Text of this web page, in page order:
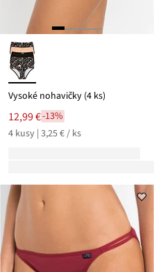
Vysoké nohavičky (4 ks)
12,99 €-13%
4 kusy | 3,25 € / ks